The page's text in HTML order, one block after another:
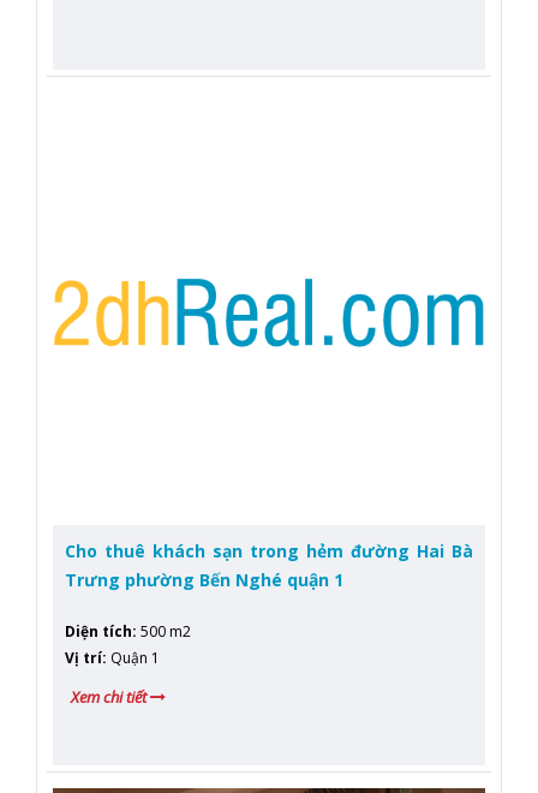
Cho thuê khách sạn trong hẻm đường Hai Bà
Trưng phường Bến Nghé quận 1
Diện tích: 500 m2
Vị trí: Quận 1
Xem chi tiết